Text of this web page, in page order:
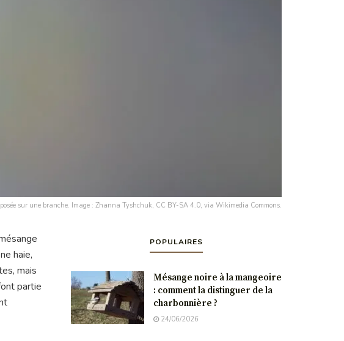
sur une branche. Image : Zhanna Tyshchuk, CC BY-SA 4.0, via Wikimedia Commons.
haie,
mais
partie
POPULAIRES
Mésange noire à la mangeoire
: comment la distinguer de la
charbonnière ?
24/06/2026